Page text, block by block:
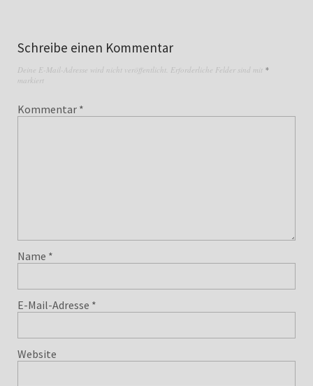
Schreibe einen Kommentar
Deine E-Mail-Adresse wird nicht veröffentlicht. Erforderliche Felder sind mit *
markiert
Kommentar *
Name *
E-Mail-Adresse *
Website